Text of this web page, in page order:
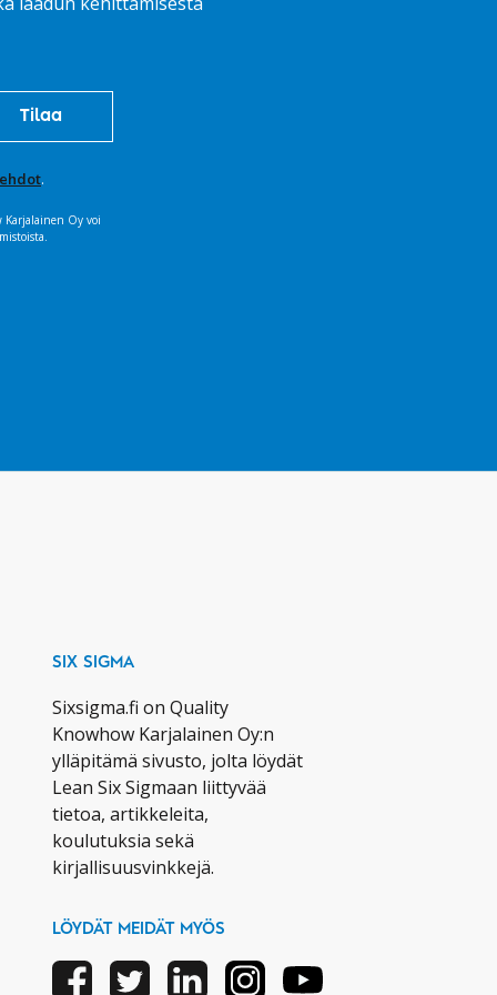
.
Oy voi
SIX SIGMA
Sixsigma.fi on Quality
Knowhow Karjalainen Oy:n
ylläpitämä sivusto, jolta löydät
Lean Six Sigmaan liittyvää
tietoa, artikkeleita,
koulutuksia sekä
kirjallisuusvinkkejä.
LÖYDÄT MEIDÄT MYÖS
FacebookTwitterLinkedinInstagramYoutube